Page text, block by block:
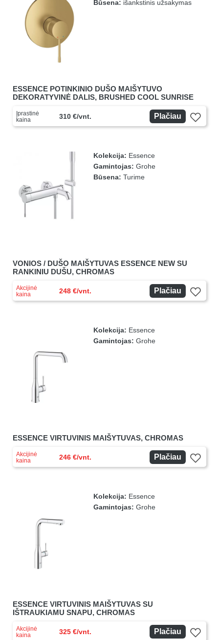
Būsena: išankstinis užsakymas
ESSENCE POTINKINIO DUŠO MAIŠYTUVO
DEKORATYVINĖ DALIS, BRUSHED COOL SUNRISE
Įprastinė
kaina
310 €/vnt. Plačiau
Kolekcija: Essence
Gamintojas: Grohe
Būsena: Turime
VONIOS / DUŠO MAIŠYTUVAS ESSENCE NEW SU
RANKINIU DUŠU, CHROMAS
Akcijinė
kaina
248 €/vnt. Plačiau
Kolekcija: Essence
Gamintojas: Grohe
ESSENCE VIRTUVINIS MAIŠYTUVAS, CHROMAS
Akcijinė
kaina
246 €/vnt. Plačiau
Kolekcija: Essence
Gamintojas: Grohe
ESSENCE VIRTUVINIS MAIŠYTUVAS SU
IŠTRAUKIAMU SNAPU, CHROMAS
Akcijinė
kaina
325 €/vnt. Plačiau